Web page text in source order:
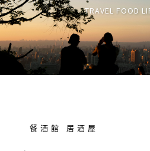
TRAVEL FOOD
餐酒館 居酒屋